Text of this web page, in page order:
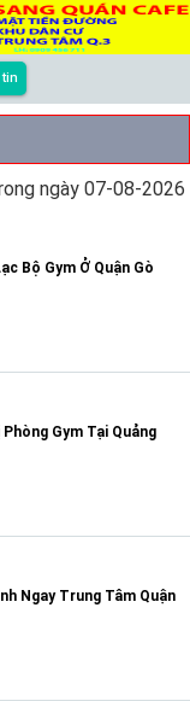
ngày 07-08-2026
Bộ Gym Ở Quận Gò
Gym Tại Quảng
Ngay Trung Tâm Quận